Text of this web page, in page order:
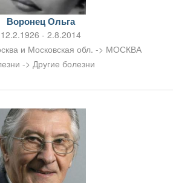
Воронец Ольга
12.2.1926 - 2.8.2014
и Московская обл. -> МОСКВА
-> Другие болезни